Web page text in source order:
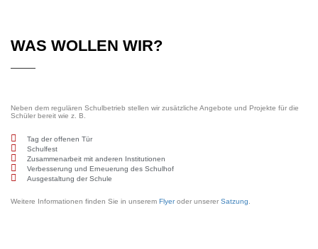
WAS WOLLEN WIR?
Neben dem regulären Schulbetrieb stellen wir zusätzliche Angebote und Projekte für die
Schüler bereit wie z. B.
Tag der offenen Tür
Schulfest
Zusammenarbeit mit anderen Institutionen
Verbesserung und Erneuerung des Schulhof
Ausgestaltung der Schule
Weitere Informationen finden Sie in unserem Flyeroder unserer Satzung